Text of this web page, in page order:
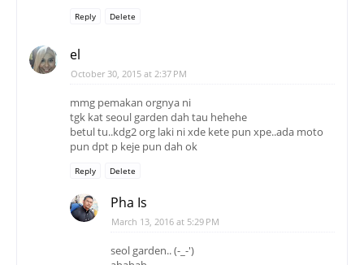
Reply Delete
el
October 30, 2015 at 2:37 PM
mmg pemakan orgnya ni
tgk kat seoul garden dah tau hehehe
betul tu..kdg2 org laki ni xde kete pun xpe..ada moto
pun dpt p keje pun dah ok
Reply Delete
Pha Is
March 13, 2016 at 5:29 PM
seol garden.. (-_-')